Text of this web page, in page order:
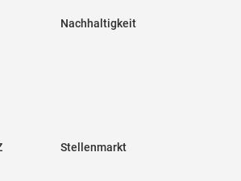
Nachhaltigkeit
Stellenmarkt